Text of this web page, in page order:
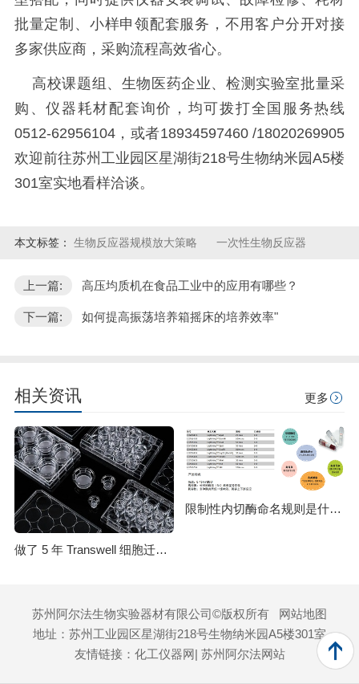
批量定制、小样申领配套服务，不用客户分开对接
多家供应商，采购流程高效省心。
高校课题组、生物医药企业、检测实验室批量采
购、仪器耗材配套询价，均可拨打全国服务热线
0512-62956104，或者18934597460 /18020269905
欢迎前往苏州工业园区星湖街218号生物纳米园A5楼
301室实地看样洽谈。
本文标签： 生物反应器规模放大策略 一次性生物反应器
上一篇: 高压均质机在食品工业中的应用有哪些？
下一篇: 如何提高振荡培养箱摇床的培养效率"
相关资讯 更多
做了 5 年 Transwell 细胞迁移实验，从踩坑到稳出数据，这份详细操作和避坑指南请收好
限制性内切酶命名规则是什么？HindⅢ、EcoRI 等酶名的构成逻辑
苏州阿尔法生物实验器材有限公司©版权所有
网站地图
地址：苏州工业园区星湖街218号生物纳米园A5楼301室
友情链接： 化工仪器网| 苏州阿尔法网站